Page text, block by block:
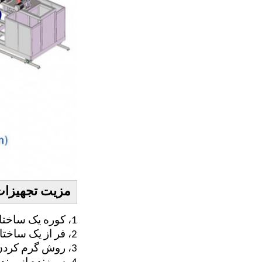
مزیت
1، کوره یک ساختار کوره دایره ای را اتخاذ می کند، میزان استفاده از فضا بالا است و صرفه جویی در انرژی بیشتر است.
2، فر از یک ساختار ساختاری استفاده می کند، یک فر به 4 یا 5 و 6 قطعه مونتاژ تقسیم می شود
3، روش گرم کردن از اصل گرم شدن گاز استفاده می کند، گرم کردن سریعتر، کارایی بالا، صرفه جویی بیشتر در انرژی